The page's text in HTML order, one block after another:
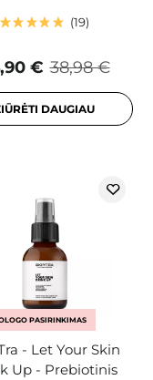
19
38,98 €
€
DAUGIAU
PASIRINKIMAS
- Let Your Skin
Up - Prebiotinis